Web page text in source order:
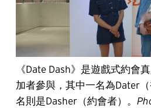
《Date Dash》是遊戲式約會
加者參與，其中一名為Dater
名則是Dasher（約會者）。